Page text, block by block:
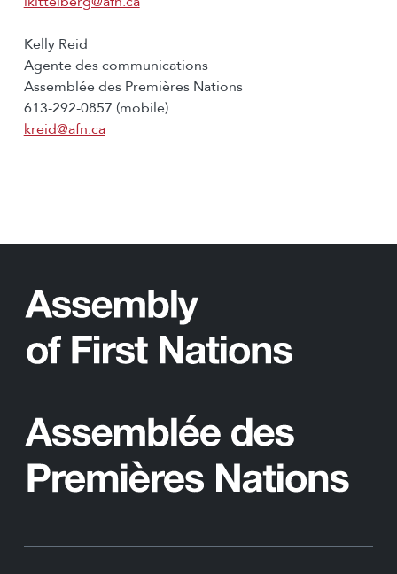
Kelly Reid
Agente des communications
Assemblée des Premières Nations
613-292-0857 (mobile)
kreid@afn.ca